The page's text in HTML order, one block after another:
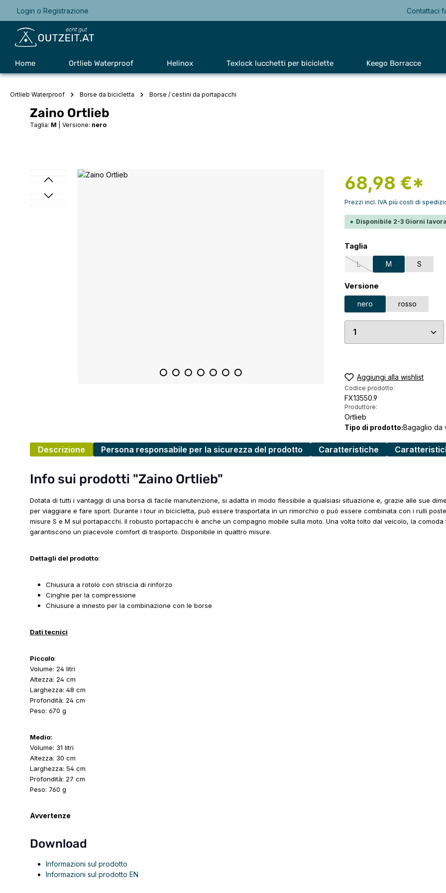
Passa alla navigazione principale
Login o Registrazione Contattaci
Home Ortlieb Waterproof Helinox Texlock lucchetti per biciclette Keego Borracce
Ortlieb Waterproof Borse da bicicletta Borse / cestini da portapacchi
Zaino Ortlieb
Taglia: M Versione: nero
Salta la galleria di immagini 68,98 €*
Prezzi incl. IVA più costi di
Disponibile 2-3 Giorni
Seleziona
Taglia
L
(Questa opzione non è al
M S
Seleziona
Versione
nero rosso
Quantità del
Aggiungi alla wishlist
Codice prodotto:
FX13550.9
Produttore:
Ortlieb
Tipo di prodotto:Bagaglio da
Descrizione Persona responsabile per la sicurezza del prodotto Caratteristiche
Info sui prodotti "Zaino Ortlieb"
Dotata di tutti i vantaggi di una borsa di facile manutenzione, si adatta in modo flessibile a qualsiasi situazione e, grazie alle sue
per viaggiare e fare sport. Durante i tour in bicicletta, può essere trasportata in un rimorchio o può essere combinata con i rulli
misure S e M sul portapacchi. Il robusto portapacchi è anche un compagno mobile sulla moto. Una volta tolto dal veicolo, la
garantiscono un piacevole comfort di trasporto. Disponibile in quattro misure.
Dettagli del prodotto:
Chiusura a rotolo con striscia di rinforzo
Cinghie per la compressione
Chiusure a innesto per la combinazione con le borse
Dati tecnici
Piccolo:
Volume: 24 litri
Altezza: 24 cm
Larghezza: 48 cm
Profondità: 24 cm
Peso: 670 g
Medio:
Volume: 31 litri
Altezza: 30 cm
Larghezza: 54 cm
Profondità: 27 cm
Peso: 760 g
Avvertenze
Download
Informazioni sul prodotto
Informazioni sul prodotto EN